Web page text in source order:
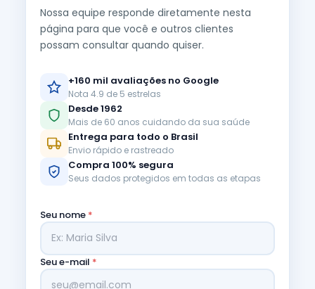
Nossa equipe responde diretamente nesta
página para que você e outros clientes
possam consultar quando quiser.
+160 mil avaliações no Google
Nota 4.9 de 5 estrelas
Desde 1962
Mais de 60 anos cuidando da sua saúde
Entrega para todo o Brasil
Envio rápido e rastreado
Compra 100% segura
Seus dados protegidos em todas as etapas
Seu nome *
Seu e-mail *